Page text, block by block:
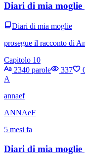
Diari di mia moglie
Diari di mia moglie
prosegue il racconto di
Capitolo 10
2340 parole
337
A
annaef
ANNAeF
5 mesi fa
Diari di mia moglie